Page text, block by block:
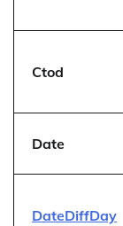
Ctod
Date
DateDiffDay